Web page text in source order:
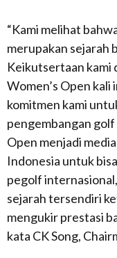
“Kami melihat
merupakan sejarah
Keikutsertaan kami
Women’s Open
komitmen kami
pengembangan golf
Open menjadi
Indonesia untuk
pegolf
sejarah tersendiri
mengukir prestasi
kata CK Song,